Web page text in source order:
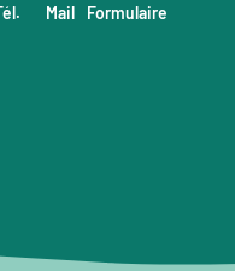
Mail Formulaire